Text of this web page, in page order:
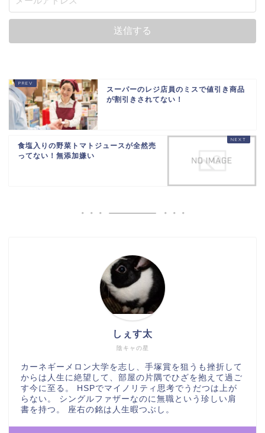
スーパーのレジ店員のミスで値引き商品
が割引きされてない！
食塩入りの野菜トマトジュースが全然売
ってない！無添加嫌い
陰キャの星
しぇす太
カーネギーメロン大学を志し、手塚賞を狙うも挫折して
からは人生に絶望して、部屋の片隅でひざを抱えて過ご
す今に至る。 HSPでマイノリティ思考でうだつは上が
らない。 シングルファザーなのに無職という珍しい肩
書を持つ。 座右の銘は人生暇つぶし。